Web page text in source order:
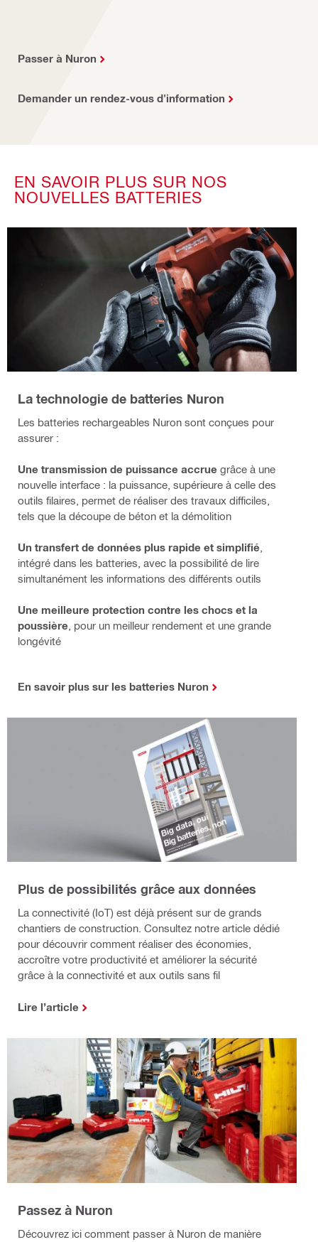
Passer à Nuron
Demander un rendez-vous d'information
EN SAVOIR PLUS SUR NOS
NOUVELLES BATTERIES
La technologie de batteries Nuron
Les batteries rechargeables Nuron sont conçues pour
assurer :
Une transmission de puissance accrue grâce à une
nouvelle interface : la puissance, supérieure à celle des
outils filaires, permet de réaliser des travaux difficiles,
tels que la découpe de béton et la démolition
Un transfert de données plus rapide et simplifié
intégré dans les batteries, avec la possibilité de lire
simultanément les informations des différents outils
Une meilleure protection contre les chocs et la
poussière , pour un meilleur rendement et une grande
longévité
En savoir plus sur les batteries Nuron
Plus de possibilités grâce aux données
La connectivité (IoT) est déjà présent sur de grands
chantiers de construction. Consultez notre article dédié
pour découvrir comment réaliser des économies,
accroître votre productivité et améliorer la sécurité
grâce à la connectivité et aux outils sans fil
Lire l’article
Passez à Nuron
Découvrez ici comment passer à Nuron de manière